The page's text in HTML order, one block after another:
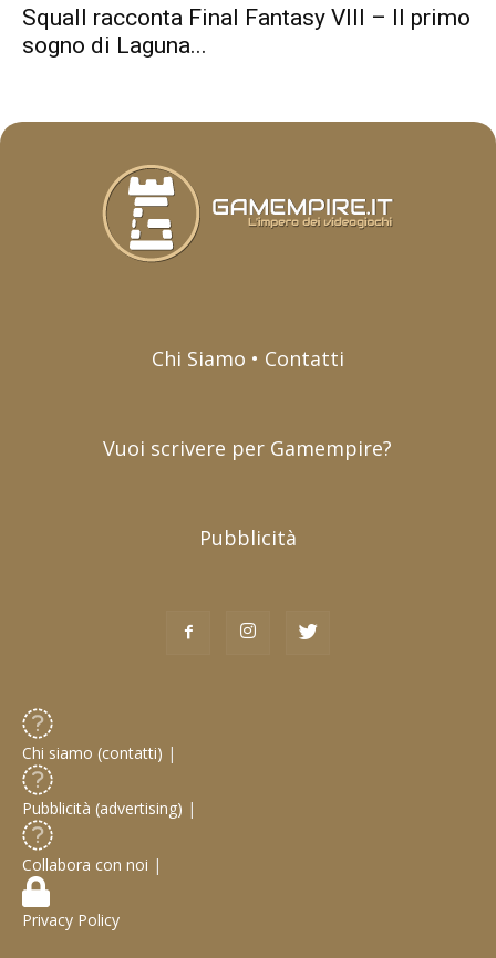
Squall racconta Final Fantasy VIII – Il primo
sogno di Laguna...
Chi Siamo • Contatti
Vuoi scrivere per Gamempire?
Pubblicità
Chi siamo (contatti) |
Pubblicità (advertising) |
Collabora con noi |
Privacy Policy